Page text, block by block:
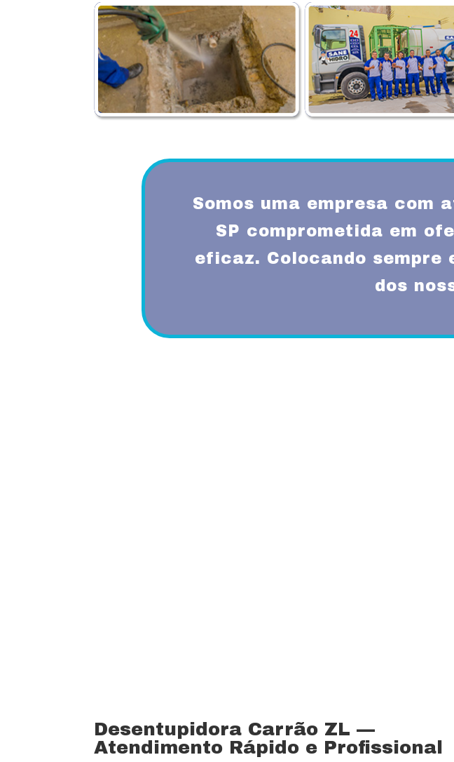
Somos uma empresa com
SP comprometida em
eficaz. Colocando
dos
Desentupidora Carrão ZL —
Atendimento Rápido e Profissional